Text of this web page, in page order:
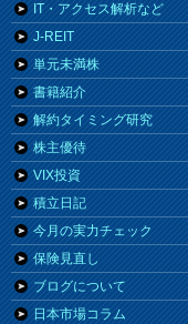
IT・アクセス解析など
J-REIT
単元未満株
書籍紹介
解約タイミング研究
株主優待
VIX投資
積立日記
今月の実力チェック
保険見直し
ブログについて
日本市場コラム